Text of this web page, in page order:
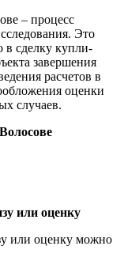
– процесс
Это
в сделку купли-
завершения
расчетов в
оценки
случаев.
или оценку
или оценку можно